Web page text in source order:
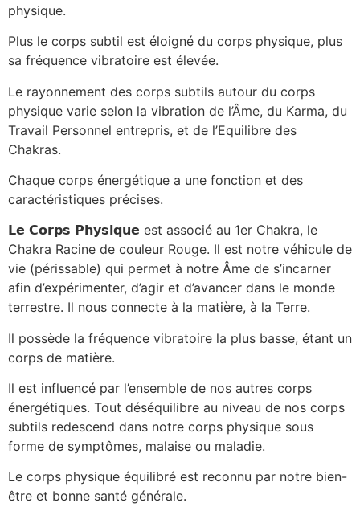
physique.
Plus le corps subtil est éloigné du corps physique, plus
sa fréquence vibratoire est élevée.
Le rayonnement des corps subtils autour du corps
physique varie selon la vibration de l’Âme, du Karma, du
Travail Personnel entrepris, et de l’Equilibre des
Chakras.
Chaque corps énergétique a une fonction et des
caractéristiques précises.
𝗟𝗲 𝗖𝗼𝗿𝗽𝘀 𝗣𝗵𝘆𝘀𝗶𝗾𝘂𝗲 est associé au 1er Chakra, le
Chakra Racine de couleur Rouge. Il est notre véhicule de
vie (périssable) qui permet à notre Âme de s’incarner
afin d’expérimenter, d’agir et d’avancer dans le monde
terrestre. Il nous connecte à la matière, à la Terre.
Il possède la fréquence vibratoire la plus basse, étant un
corps de matière.
Il est influencé par l’ensemble de nos autres corps
énergétiques. Tout déséquilibre au niveau de nos corps
subtils redescend dans notre corps physique sous
forme de symptômes, malaise ou maladie.
Le corps physique équilibré est reconnu par notre bien-
être et bonne santé générale.